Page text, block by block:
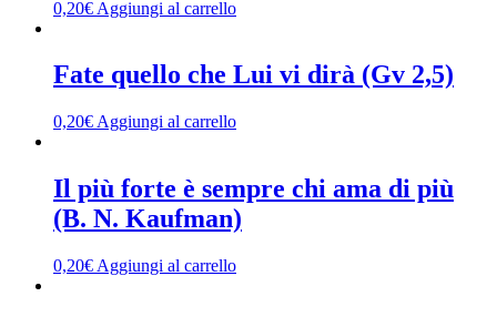
0,20€ Aggiungi al carrello
Fate quello che Lui vi dirà (Gv 2,5)
0,20€ Aggiungi al carrello
Il più forte è sempre chi ama di più
(B. N. Kaufman)
0,20€ Aggiungi al carrello